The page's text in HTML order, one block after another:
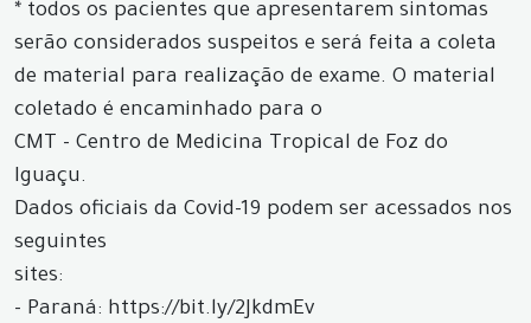
* todos os pacientes que apresentarem sintomas
serão considerados suspeitos e será feita a coleta
de material para realização de exame. O material
coletado é encaminhado para o
CMT - Centro de Medicina Tropical de Foz do
Iguaçu.
Dados oficiais da Covid-19 podem ser acessados nos
seguintes
sites:
- Paraná: https://bit.ly/2JkdmEv